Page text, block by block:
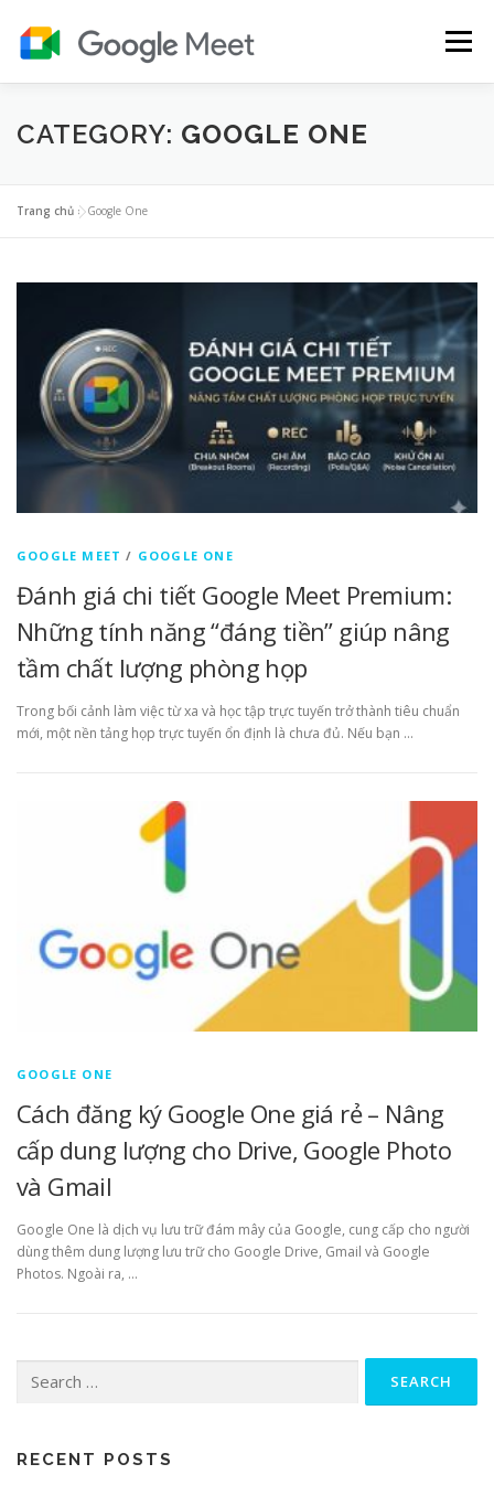
content
Menu
BẢNG GIÁ GOOGLE MEET HƯỚNG DẪN
TIẾNG ANH
CATEGORY: GOOGLE ONE
Trang chủ »Google One
GOOGLE MEET / GOOGLE ONE
Đánh giá chi tiết Google Meet Premium:
Những tính năng “đáng tiền” giúp nâng
tầm chất lượng phòng họp
Trong bối cảnh làm việc từ xa và học tập trực tuyến trở thành tiêu chuẩn
mới, một nền tảng họp trực tuyến ổn định là chưa đủ. Nếu bạn …
GOOGLE ONE
Cách đăng ký Google One giá rẻ – Nâng
cấp dung lượng cho Drive, Google Photo
và Gmail
Google One là dịch vụ lưu trữ đám mây của Google, cung cấp cho người
dùng thêm dung lượng lưu trữ cho Google Drive, Gmail và Google
Photos. Ngoài ra, …
for:
RECENT POSTS